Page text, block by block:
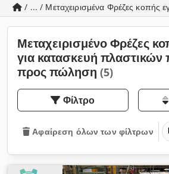
/ ... / Μεταχειρισμένα Φρέζες
Μεταχειρισμένο Φρέζες
για κατασκευή
προς πώληση (5)
Φίλτρο
Αφαίρεση όλων των φίλτρων